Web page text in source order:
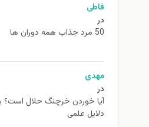
فاطی
در
50 مرد جذاب همه دوران ها
مهدی
در
آیا خوردن خرچنگ حلال است؟
دلایل علمی